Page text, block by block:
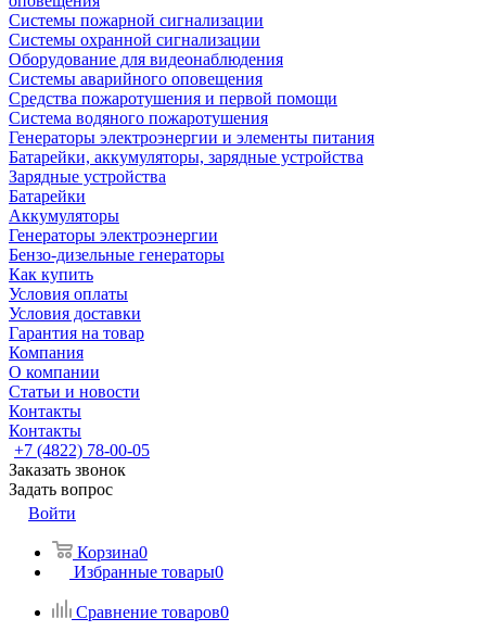
Системы пожарной сигнализации
Системы охранной сигнализации
Оборудование для видеонаблюдения
Системы аварийного оповещения
Средства пожаротушения и первой помощи
Система водяного пожаротушения
Генераторы электроэнергии и элементы питания
Батарейки, аккумуляторы, зарядные устройства
Зарядные устройства
Батарейки
Аккумуляторы
Генераторы электроэнергии
Бензо-дизельные генераторы
Как купить
Условия оплаты
Условия доставки
Гарантия на товар
Компания
О компании
Статьи и новости
Контакты
Контакты
+7 (4822) 78-00-05
Заказать звонок
Задать вопрос
Войти
Корзина0
Избранные товары0
Сравнение товаров0